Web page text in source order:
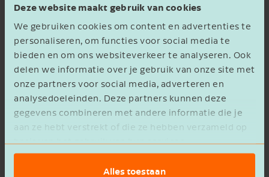
Deze website maakt gebruik van cookies
We gebruiken cookies om content en advertenties te
personaliseren, om functies voor social media te
bieden en om ons websiteverkeer te analyseren. Ook
delen we informatie over je gebruik van onze site met
onze partners voor social media, adverteren en
analysedoeleinden. Deze partners kunnen deze
gegevens combineren met andere informatie die je
aan ze hebt verstrekt of die ze hebben verzameld op
basis van het gebruik van hun services.
Alles toestaan
I agree to theprivacy statement
Verzenden